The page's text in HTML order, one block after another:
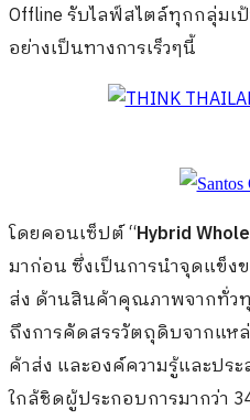
Offline รับไลฟ์สไตล์ทุกกลุ่มเ
อย่างเป็นทางการเร็วๆนี้
โดยคอนเซ็ปต์ “Hybrid
มาก่อน ซึ่งเป็นการนำจุดแข็ง
ส่ง ด้านสินค้าคุณภาพจากทั่ว
ถึงการคัดสรรวัตถุดิบจากแห
ค้าส่ง และองค์ความรู้และปร
ใกล้ชิดผู้ประกอบการมากว่า